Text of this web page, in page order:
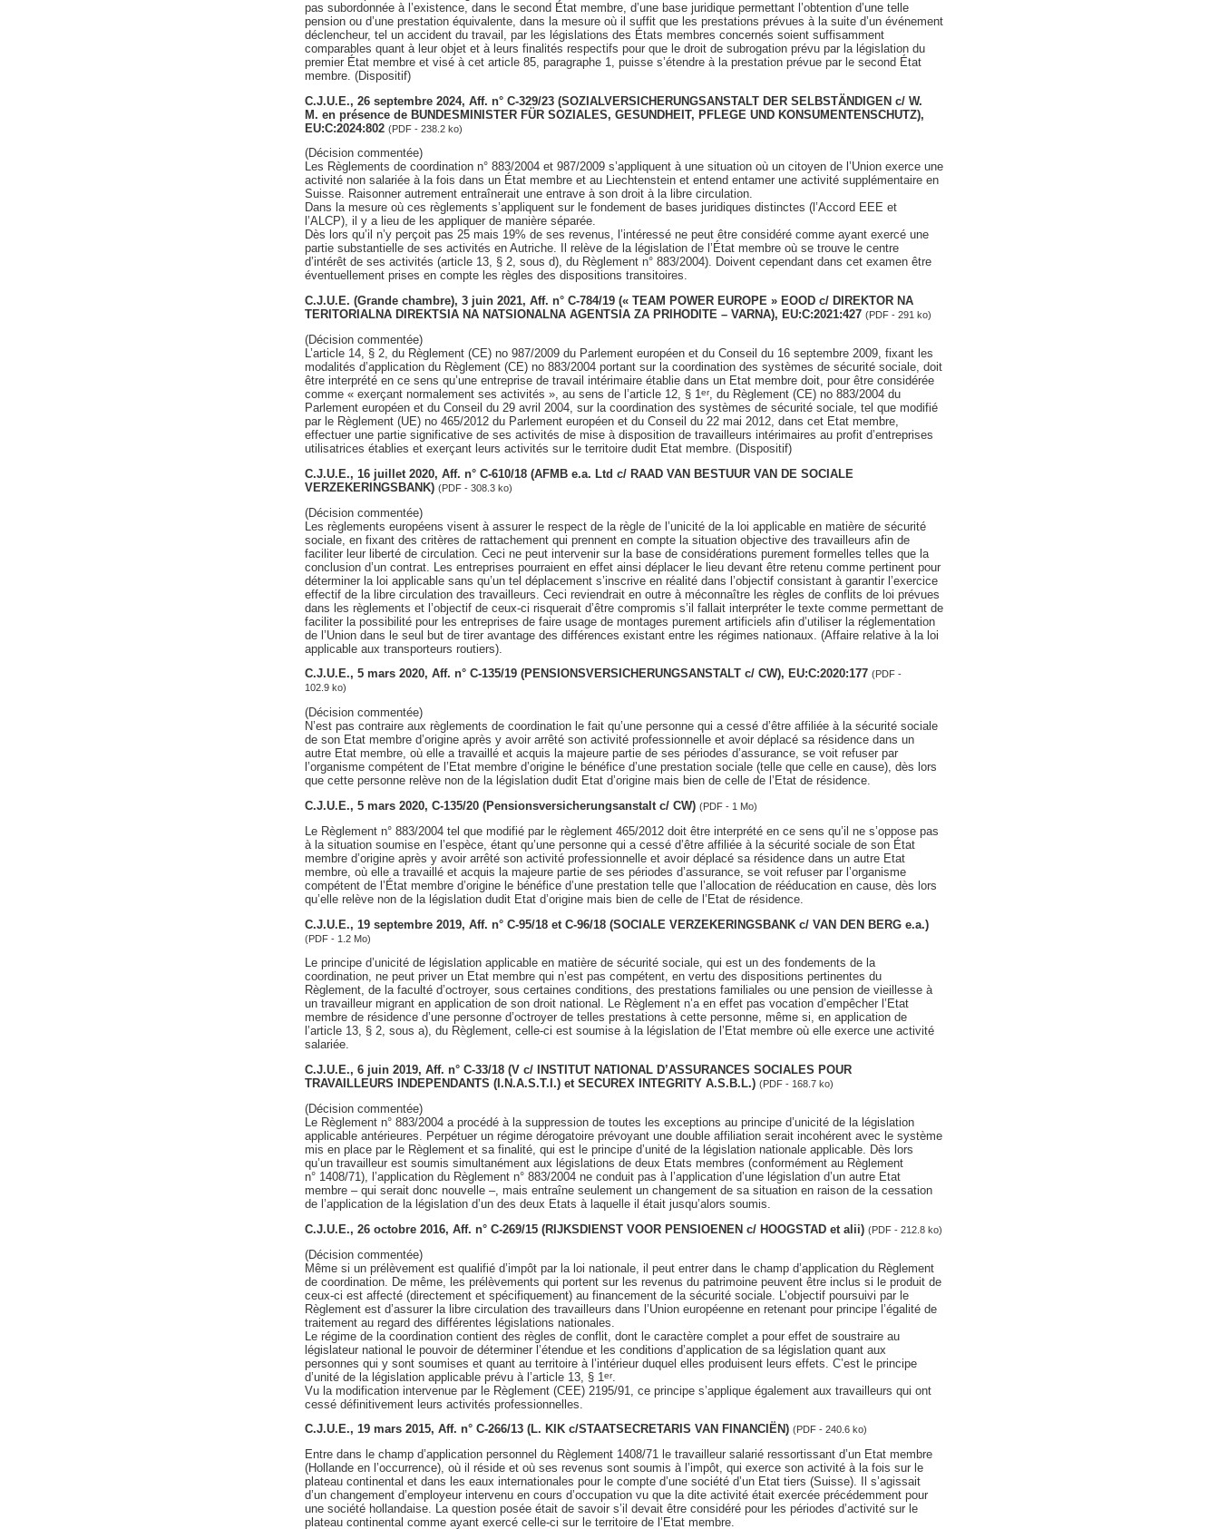
pas subordonnée à l’existence, dans le second État membre, d’une base juridique permettant l’obtention d’une telle
pension ou d’une prestation équivalente, dans la mesure où il suffit que les prestations prévues à la suite d’un événement
déclencheur, tel un accident du travail, par les législations des États membres concernés soient suffisamment
comparables quant à leur objet et à leurs finalités respectifs pour que le droit de subrogation prévu par la législation du
premier État membre et visé à cet article 85, paragraphe 1, puisse s’étendre à la prestation prévue par le second État
membre. (Dispositif)
C.J.U.E., 26 septembre 2024, Aff. n° C-329/23 (SOZIALVERSICHERUNGSANSTALT DER SELBSTÄNDIGEN c/ W.
M. en présence de BUNDESMINISTER FÜR SOZIALES, GESUNDHEIT, PFLEGE UND KONSUMENTENSCHUTZ),
EU:C:2024:802 (PDF - 238.2 ko)
(Décision commentée)
Les Règlements de coordination n° 883/2004 et 987/2009 s’appliquent à une situation où un citoyen de l’Union exerce une
activité non salariée à la fois dans un État membre et au Liechtenstein et entend entamer une activité supplémentaire en
Suisse. Raisonner autrement entraînerait une entrave à son droit à la libre circulation.
Dans la mesure où ces règlements s’appliquent sur le fondement de bases juridiques distinctes (l’Accord EEE et
l’ALCP), il y a lieu de les appliquer de manière séparée.
Dès lors qu’il n’y perçoit pas 25 mais 19% de ses revenus, l’intéressé ne peut être considéré comme ayant exercé une
partie substantielle de ses activités en Autriche. Il relève de la législation de l’État membre où se trouve le centre
d’intérêt de ses activités (article 13, § 2, sous d), du Règlement n° 883/2004). Doivent cependant dans cet examen être
éventuellement prises en compte les règles des dispositions transitoires.
C.J.U.E. (Grande chambre), 3 juin 2021, Aff. n° C-784/19 (« TEAM POWER EUROPE » EOOD c/ DIREKTOR NA
TERITORIALNA DIREKTSIA NA NATSIONALNA AGENTSIA ZA PRIHODITE – VARNA), EU:C:2021:427 (PDF - 291 ko)
(Décision commentée)
L’article 14, § 2, du Règlement (CE) no 987/2009 du Parlement européen et du Conseil du 16 septembre 2009, fixant les
modalités d’application du Règlement (CE) no 883/2004 portant sur la coordination des systèmes de sécurité sociale, doit
être interprété en ce sens qu’une entreprise de travail intérimaire établie dans un Etat membre doit, pour être considérée
comme « exerçant normalement ses activités », au sens de l’article 12, § 1er, du Règlement (CE) no 883/2004 du
Parlement européen et du Conseil du 29 avril 2004, sur la coordination des systèmes de sécurité sociale, tel que modifié
par le Règlement (UE) no 465/2012 du Parlement européen et du Conseil du 22 mai 2012, dans cet Etat membre,
effectuer une partie significative de ses activités de mise à disposition de travailleurs intérimaires au profit d’entreprises
utilisatrices établies et exerçant leurs activités sur le territoire dudit Etat membre. (Dispositif)
C.J.U.E., 16 juillet 2020, Aff. n° C-610/18 (AFMB e.a. Ltd c/ RAAD VAN BESTUUR VAN DE SOCIALE
VERZEKERINGSBANK) (PDF - 308.3 ko)
(Décision commentée)
Les règlements européens visent à assurer le respect de la règle de l’unicité de la loi applicable en matière de sécurité
sociale, en fixant des critères de rattachement qui prennent en compte la situation objective des travailleurs afin de
faciliter leur liberté de circulation. Ceci ne peut intervenir sur la base de considérations purement formelles telles que la
conclusion d’un contrat. Les entreprises pourraient en effet ainsi déplacer le lieu devant être retenu comme pertinent pour
déterminer la loi applicable sans qu’un tel déplacement s’inscrive en réalité dans l’objectif consistant à garantir l’exercice
effectif de la libre circulation des travailleurs. Ceci reviendrait en outre à méconnaître les règles de conflits de loi prévues
dans les règlements et l’objectif de ceux-ci risquerait d’être compromis s’il fallait interpréter le texte comme permettant de
faciliter la possibilité pour les entreprises de faire usage de montages purement artificiels afin d’utiliser la réglementation
de l’Union dans le seul but de tirer avantage des différences existant entre les régimes nationaux. (Affaire relative à la loi
applicable aux transporteurs routiers).
C.J.U.E., 5 mars 2020, Aff. n° C-135/19 (PENSIONSVERSICHERUNGSANSTALT c/ CW), EU:C:2020:177 (PDF -
102.9 ko)
(Décision commentée)
N’est pas contraire aux règlements de coordination le fait qu’une personne qui a cessé d’être affiliée à la sécurité sociale
de son Etat membre d’origine après y avoir arrêté son activité professionnelle et avoir déplacé sa résidence dans un
autre Etat membre, où elle a travaillé et acquis la majeure partie de ses périodes d’assurance, se voit refuser par
l’organisme compétent de l’Etat membre d’origine le bénéfice d’une prestation sociale (telle que celle en cause), dès lors
que cette personne relève non de la législation dudit Etat d’origine mais bien de celle de l’Etat de résidence.
C.J.U.E., 5 mars 2020, C-135/20 (Pensionsversicherungsanstalt c/ CW) (PDF - 1 Mo)
Le Règlement n° 883/2004 tel que modifié par le règlement 465/2012 doit être interprété en ce sens qu’il ne s’oppose pas
à la situation soumise en l’espèce, étant qu’une personne qui a cessé d’être affiliée à la sécurité sociale de son État
membre d’origine après y avoir arrêté son activité professionnelle et avoir déplacé sa résidence dans un autre Etat
membre, où elle a travaillé et acquis la majeure partie de ses périodes d’assurance, se voit refuser par l’organisme
compétent de l’État membre d’origine le bénéfice d’une prestation telle que l’allocation de rééducation en cause, dès lors
qu’elle relève non de la législation dudit Etat d’origine mais bien de celle de l’Etat de résidence.
C.J.U.E., 19 septembre 2019, Aff. n° C-95/18 et C-96/18 (SOCIALE VERZEKERINGSBANK c/ VAN DEN BERG e.a.)
(PDF - 1.2 Mo)
Le principe d’unicité de législation applicable en matière de sécurité sociale, qui est un des fondements de la
coordination, ne peut priver un Etat membre qui n’est pas compétent, en vertu des dispositions pertinentes du
Règlement, de la faculté d’octroyer, sous certaines conditions, des prestations familiales ou une pension de vieillesse à
un travailleur migrant en application de son droit national. Le Règlement n’a en effet pas vocation d’empêcher l’Etat
membre de résidence d’une personne d’octroyer de telles prestations à cette personne, même si, en application de
l’article 13, § 2, sous a), du Règlement, celle-ci est soumise à la législation de l’Etat membre où elle exerce une activité
salariée.
C.J.U.E., 6 juin 2019, Aff. n° C-33/18 (V c/ INSTITUT NATIONAL D’ASSURANCES SOCIALES POUR
TRAVAILLEURS INDEPENDANTS (I.N.A.S.T.I.) et SECUREX INTEGRITY A.S.B.L.) (PDF - 168.7 ko)
(Décision commentée)
Le Règlement n° 883/2004 a procédé à la suppression de toutes les exceptions au principe d’unicité de la législation
applicable antérieures. Perpétuer un régime dérogatoire prévoyant une double affiliation serait incohérent avec le système
mis en place par le Règlement et sa finalité, qui est le principe d’unité de la législation nationale applicable. Dès lors
qu’un travailleur est soumis simultanément aux législations de deux Etats membres (conformément au Règlement
n° 1408/71), l’application du Règlement n° 883/2004 ne conduit pas à l’application d’une législation d’un autre Etat
membre – qui serait donc nouvelle –, mais entraîne seulement un changement de sa situation en raison de la cessation
de l’application de la législation d’un des deux Etats à laquelle il était jusqu’alors soumis.
C.J.U.E., 26 octobre 2016, Aff. n° C-269/15 (RIJKSDIENST VOOR PENSIOENEN c/ HOOGSTAD et alii) (PDF - 212.8 ko)
(Décision commentée)
Même si un prélèvement est qualifié d’impôt par la loi nationale, il peut entrer dans le champ d’application du Règlement
de coordination. De même, les prélèvements qui portent sur les revenus du patrimoine peuvent être inclus si le produit de
ceux-ci est affecté (directement et spécifiquement) au financement de la sécurité sociale. L’objectif poursuivi par le
Règlement est d’assurer la libre circulation des travailleurs dans l’Union européenne en retenant pour principe l’égalité de
traitement au regard des différentes législations nationales.
Le régime de la coordination contient des règles de conflit, dont le caractère complet a pour effet de soustraire au
législateur national le pouvoir de déterminer l’étendue et les conditions d’application de sa législation quant aux
personnes qui y sont soumises et quant au territoire à l’intérieur duquel elles produisent leurs effets. C’est le principe
d’unité de la législation applicable prévu à l’article 13, § 1er.
Vu la modification intervenue par le Règlement (CEE) 2195/91, ce principe s’applique également aux travailleurs qui ont
cessé définitivement leurs activités professionnelles.
C.J.U.E., 19 mars 2015, Aff. n° C-266/13 (L. KIK c/STAATSECRETARIS VAN FINANCIËN) (PDF - 240.6 ko)
Entre dans le champ d’application personnel du Règlement 1408/71 le travailleur salarié ressortissant d’un Etat membre
(Hollande en l’occurrence), où il réside et où ses revenus sont soumis à l’impôt, qui exerce son activité à la fois sur le
plateau continental et dans les eaux internationales pour le compte d’une société d’un Etat tiers (Suisse). Il s’agissait
d’un changement d’employeur intervenu en cours d’occupation vu que la dite activité était exercée précédemment pour
une société hollandaise. La question posée était de savoir s’il devait être considéré pour les périodes d’activité sur le
plateau continental comme ayant exercé celle-ci sur le territoire de l’Etat membre.